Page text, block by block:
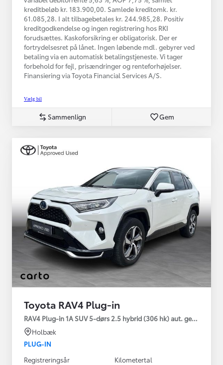
kreditbeløb kr. 183.900,00. Samlede kreditomk. kr.
61.085,28. I alt tilbagebetales kr. 244.985,28. Positiv
kreditgodkendelse og ingen registrering hos RKI
forudsættes. Kaskoforsikring er obligatorisk. Der er
fortrydelsesret på lånet. Ingen løbende mdl. gebyrer ved
betaling via en automatisk betalingstjeneste. Vi tager
forbehold for fejl, prisændringer og renteforhøjelser.
Finansiering via Toyota Financial Services A/S.
Vælg bil
Sammenlign Gem
Toyota RAV4 Plug-in
RAV4 Plug-in 1A SUV 5-dørs 2.5 hybrid (306 hk) aut. gear AWD-i
Holbæk
PLUG-IN
Registreringsår
Kilometertal